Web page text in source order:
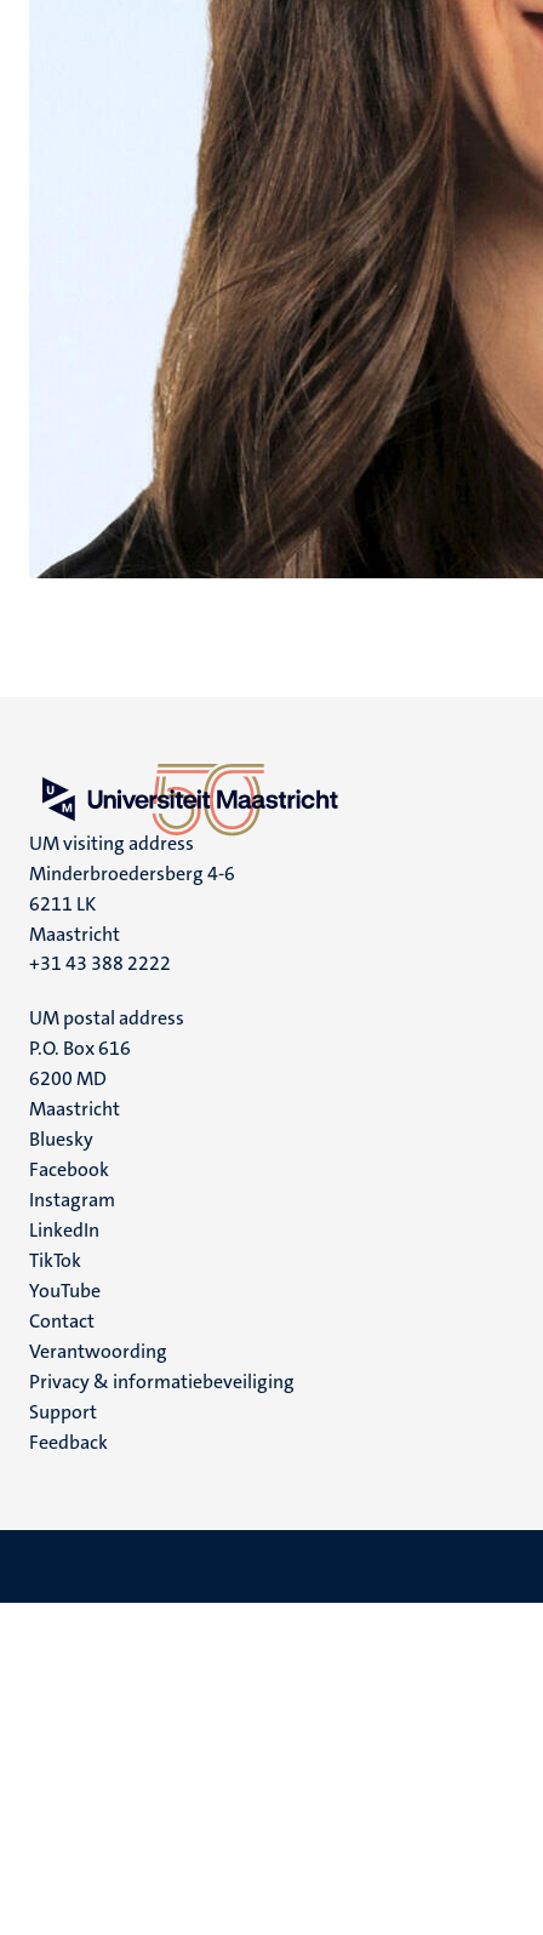
UM visiting address
Minderbroedersberg 4-6
6211 LK
Maastricht
+31 43 388 2222
UM postal address
P.O. Box 616
6200 MD
Maastricht
Social
media
Bluesky
Facebook
Instagram
LinkedIn
TikTok
YouTube
Menu
footer
(NL)
Contact
Verantwoording
Privacy & informatiebeveiliging
Support
Feedback